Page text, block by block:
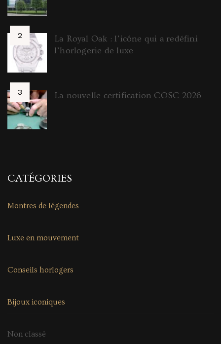
La Royal Oak : l’icône qui a redéfini
l’horlogerie de luxe
La nouvelle certification COSC 2026
CATÉGORIES
Montres de légendes
Luxe en mouvement
Conseils horlogers
Bijoux iconiques
Non classé